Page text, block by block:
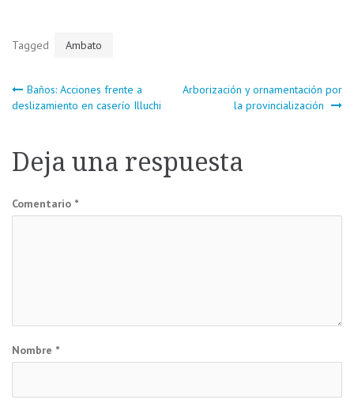
Tagged Ambato
Navegación
entradas
Baños: Acciones frente a
deslizamiento en caserío Illuchi
Arborización y ornamentación por
la provincialización
Deja una respuesta
Comentario *
Nombre *